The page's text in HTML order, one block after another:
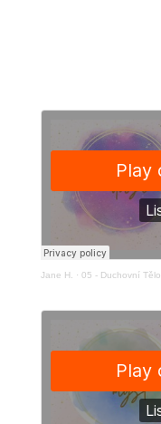
Jane H. · 05 - Duchovní Tělo